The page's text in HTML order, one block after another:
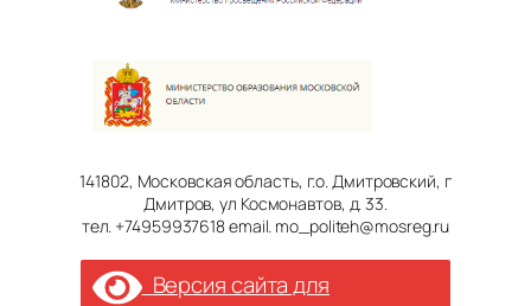
141802, Московская область, г.о. Дмитровский, г
Дмитров, ул Космонавтов, д. 33.
тел. +74959937618 email. mo_politeh@mosreg.ru
Версия сайта для